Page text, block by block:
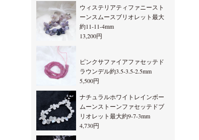
ウィステリアティファニースト
ーンスムースブリオレット最大
約11-11-4mm
13,200円
ピンクサファイアファセッテド
ラウンデル約3.5-3.5-2.5mm
5,500円
ナチュラルホワイトレインボー
ムーンストーンファセッテドブ
リオレット最大約9-7-3mm
4,730円